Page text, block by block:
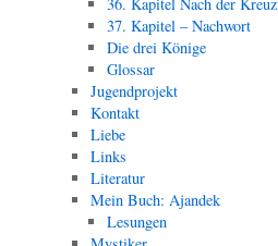
37. Kapitel – Nachwort
Die drei Könige
Glossar
Jugendprojekt
Kontakt
Liebe
Links
Literatur
Mein Buch: Ajandek
Lesungen